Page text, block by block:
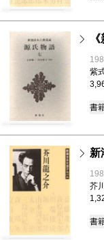
紫
書
芥
書